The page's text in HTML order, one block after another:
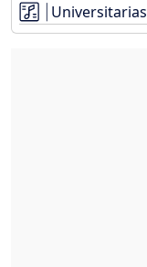
Universitarias